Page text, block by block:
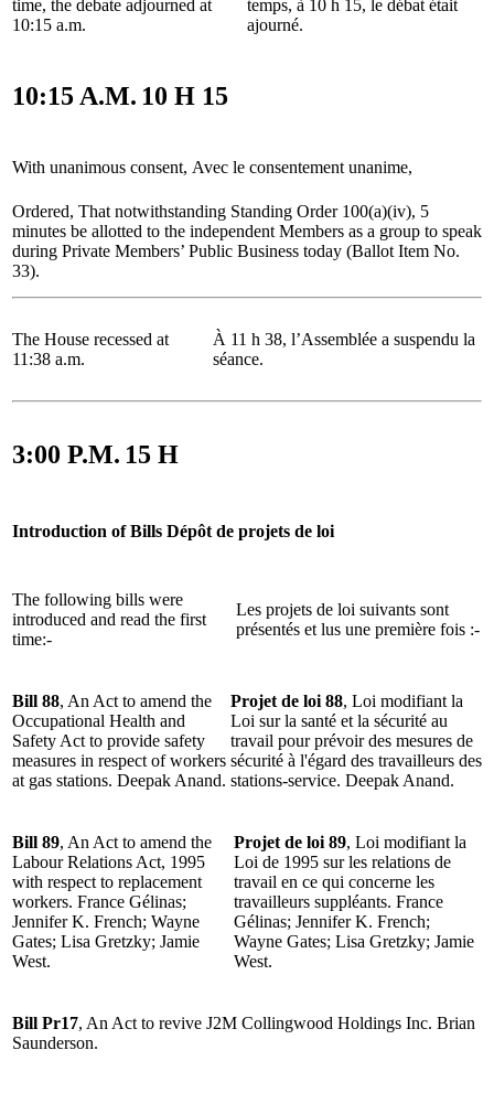
time, the debate adjourned at
10:15 a.m.
temps, à 10 h 15, le débat était
ajourné.
10:15 A.M. 10 H 15
With unanimous consent, Avec le consentement unanime,
Ordered, That notwithstanding Standing Order 100(a)(iv), 5
minutes be allotted to the independent Members as a group to speak
during Private Members’ Public Business today (Ballot Item No.
33).
The House recessed at
11:38 a.m.
À 11 h 38, l’Assemblée a suspendu la
séance.
3:00 P.M. 15 H
Introduction of Bills Dépôt de projets de loi
The following bills were
introduced and read the first
time:-
Les projets de loi suivants sont
présentés et lus une première fois :-
Bill 88, An Act to amend the
Occupational Health and
Safety Act to provide safety
measures in respect of workers
at gas stations. Deepak Anand.
Projet de loi 88, Loi modifiant la
Loi sur la santé et la sécurité au
travail pour prévoir des mesures de
sécurité à l'égard des travailleurs des
stations-service. Deepak Anand.
Bill 89, An Act to amend the
Labour Relations Act, 1995
with respect to replacement
workers. France Gélinas;
Jennifer K. French; Wayne
Gates; Lisa Gretzky; Jamie
West.
Projet de loi 89, Loi modifiant la
Loi de 1995 sur les relations de
travail en ce qui concerne les
travailleurs suppléants. France
Gélinas; Jennifer K. French;
Wayne Gates; Lisa Gretzky; Jamie
West.
Bill Pr17, An Act to revive J2M Collingwood Holdings Inc. Brian
Saunderson.